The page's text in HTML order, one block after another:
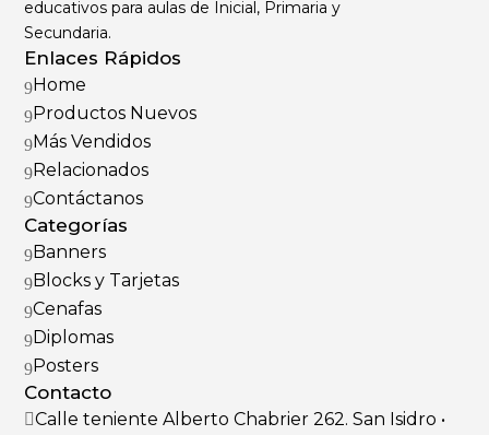
educativos para aulas de Inicial, Primaria y
Secundaria.
Enlaces Rápidos
9Home
9Productos Nuevos
9Más Vendidos
9Relacionados
9Contáctanos
Categorías
9Banners
9Blocks y Tarjetas
9Cenafas
9Diplomas
9Posters
Contacto
Calle teniente Alberto Chabrier 262. San Isidro •